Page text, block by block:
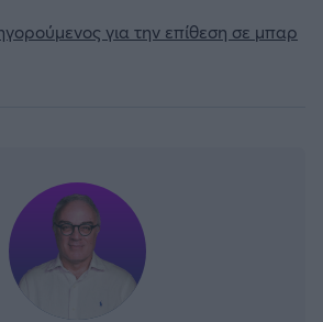
για την επίθεση σε μπαρ